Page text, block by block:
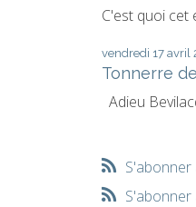
C'est quoi cet
vendredi 17 avril
Tonnerre
Adieu
S'abonner
S'abonner